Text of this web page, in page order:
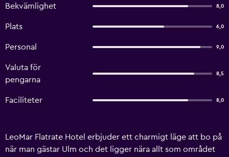
Bekvämlighet 8,0
Plats 6,0
Personal 9,0
Valuta för
pengarna
8,5
Faciliteter 8,0
LeoMar Flatrate Hotel erbjuder ett charmigt läge att bo på
när man gästar Ulm och det ligger nära allt som området